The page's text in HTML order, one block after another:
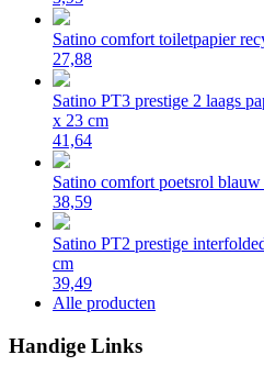
Satino comfort toiletpapier
27,88
Satino PT3 prestige 2 laags
x 23 cm
41,64
Satino comfort poetsrol
38,59
Satino PT2 prestige
cm
39,49
Alle producten
Handige Links